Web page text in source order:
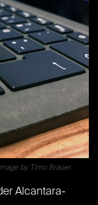
by Timo Brauer
Alcantara-